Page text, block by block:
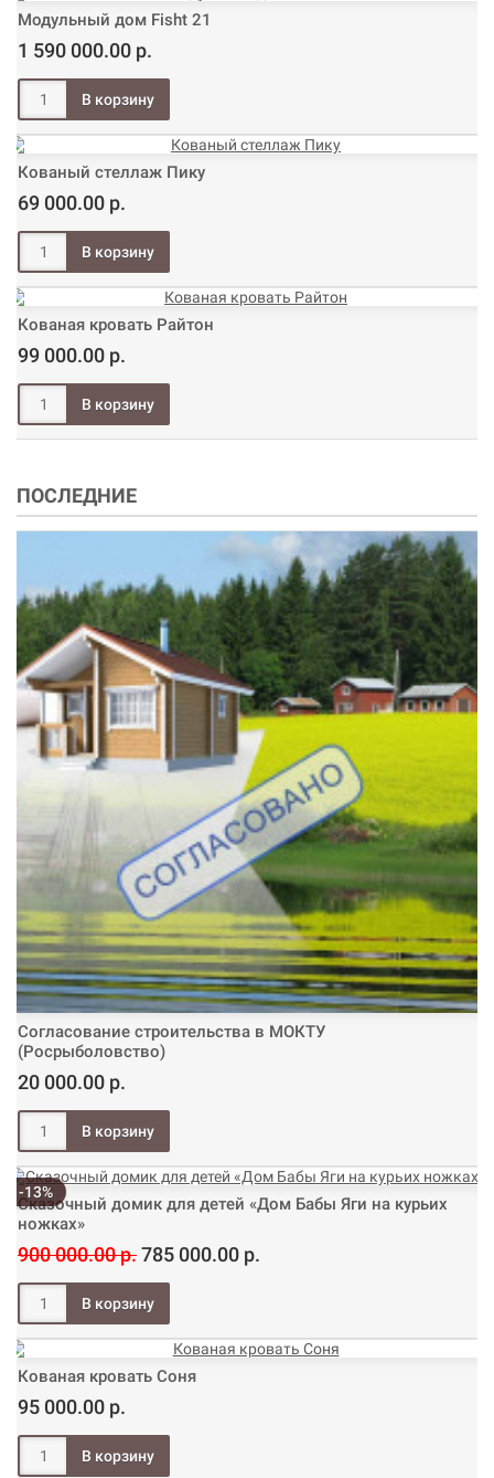
Модульный дом Fisht 21
1 590 000.00 р.
Кованый стеллаж Пику
69 000.00 р.
Кованая кровать Райтон
99 000.00 р.
ПОСЛЕДНИЕ
Согласование строительства в МОКТУ
(Росрыболовство)
20 000.00 р.
-13%
Сказочный домик для детей «Дом Бабы Яги на курьих
ножках»
900 000.00 р.785 000.00 р.
Кованая кровать Соня
95 000.00 р.